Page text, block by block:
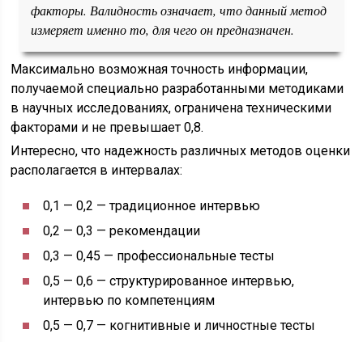
факторы. Валидность означает, что данный метод
измеряет именно то, для чего он предназначен.
Максимально возможная точность информации,
получаемой специально разработанными методиками
в научных исследованиях, ограничена техническими
факторами и не превышает 0,8.
Интересно, что надежность различных методов оценки
располагается в интервалах:
0,1 — 0,2 — традиционное интервью
0,2 — 0,3 — рекомендации
0,3 — 0,45 — профессиональные тесты
0,5 — 0,6 — структурированное интервью,
интервью по компетенциям
0,5 — 0,7 — когнитивные и личностные тесты